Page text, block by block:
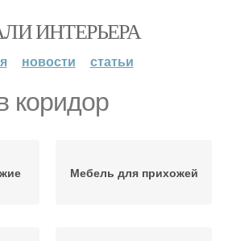
ИНТЕРЬЕРА
новости статьи
коридор
Мебель для прихожей